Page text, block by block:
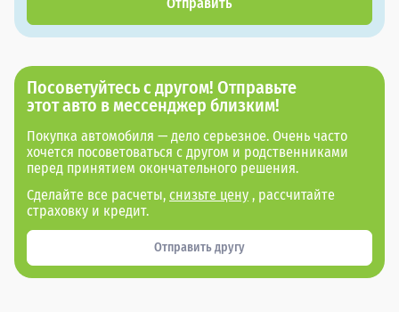
Посоветуйтесь с другом! Отправьте
этот авто в мессенджер близким!
Покупка автомобиля — дело серьезное. Очень часто
хочется посоветоваться с другом и родственниками
перед принятием окончательного решения.
Сделайте все расчеты, снизьте цену , рассчитайте
страховку и кредит.
Отправить другу